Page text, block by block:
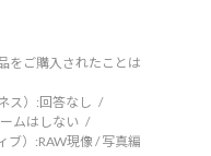
をご購入されたことは
ス）: 回答なし
ムはしない
ブ）:RAW現像 / 写真編